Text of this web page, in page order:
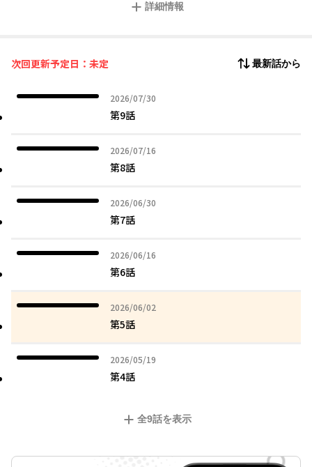
詳細情報
次回更新予定日：未定 最新話から
2026/07/30
2026年07月30日
第9話
2026/07/16
2026年07月16日
第8話
2026/06/30
2026年06月30日
第7話
2026/06/16
2026年06月16日
第6話
2026/06/02
2026年06月02日
第5話
2026/05/19
2026年05月19日
第4話
全9話を表示